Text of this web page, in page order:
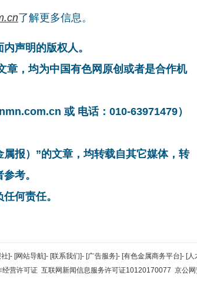
了解更多信息。
声明的版权人。
章，均为中国有色网原创或者是合作机
或 电话：010-63971479）
报）”的文章，均转载自其它媒体，转
考。
何责任。
]- [网站导航]- [联系我们]- [广告服务]- [有色金属商务平台]- [人
经营许可证 互联网新闻信息服务许可证10120170077 京公